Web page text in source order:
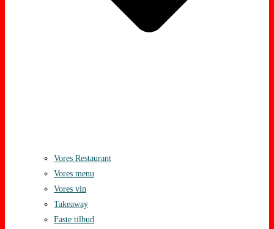
Vores Restaurant
Vores menu
Vores vin
Takeaway
Faste tilbud